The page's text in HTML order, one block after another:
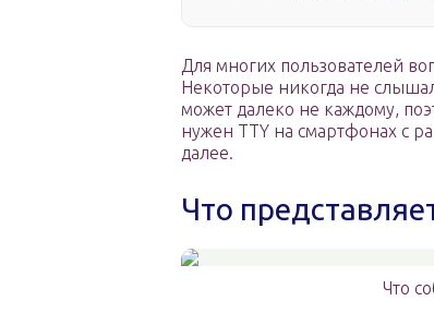
Для многих пользователей
Некоторые никогда не
может далеко не каждому,
нужен TTY на смартфонах с
далее.
Что
Что